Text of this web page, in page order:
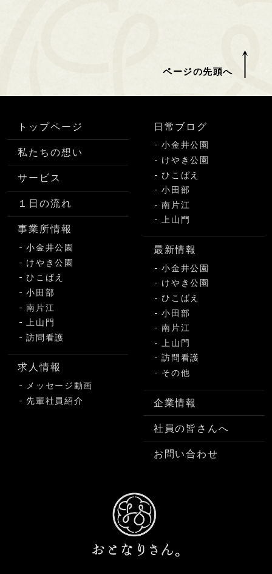
ページの先頭へ
トップページ
私たちの想い
サービス
１日の流れ
事業所情報
小金井公園
けやき公園
ひこばえ
小田部
南片江
上山門
訪問看護
求人情報
メッセージ動画
先輩社員紹介
日常ブログ
小金井公園
けやき公園
ひこばえ
小田部
南片江
上山門
最新情報
小金井公園
けやき公園
ひこばえ
小田部
南片江
上山門
訪問看護
その他
企業情報
社員の皆さんへ
お問い合わせ